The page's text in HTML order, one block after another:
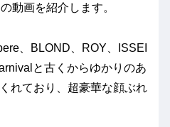
動画を紹介します。
、BLOND、ROY、ISSEI
と古くからゆかりのあ
れており、超豪華な顔ぶれ